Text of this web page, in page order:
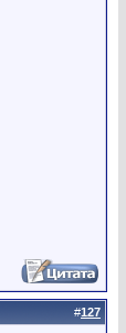
#127